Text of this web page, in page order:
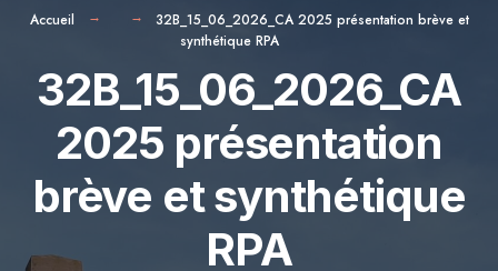
Accueil
32B_15_06_2026_CA 2025 présentation brève et
synthétique RPA
32B_15_06_2026_CA
2025 présentation
brève et synthétique
RPA